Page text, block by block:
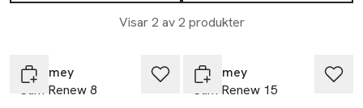
Visar 2 av 2 produkter
Eneomey
Stim Renew 8
Eneomey
Stim Renew 15